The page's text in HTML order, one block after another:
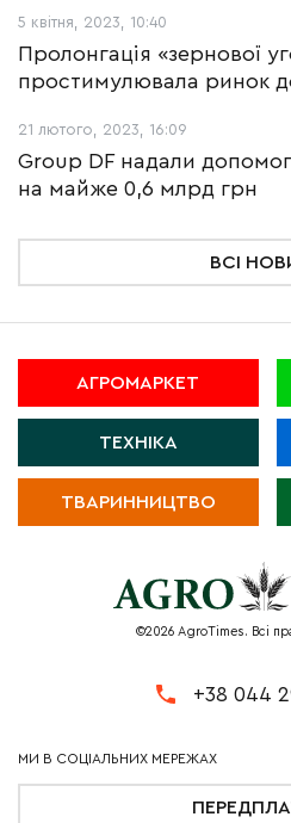
5 квітня, 2023, 10:40
Пролонгація «зернової
простимулювала ринок
21 лютого, 2023, 16:09
Group DF надали
на майже 0,6 млрд грн
ВСІ
АГРОМАРКЕТ
ТЕХНІКА
ТВАРИННИЦТВО
©2026 AgroTimes. Всі
+38 044